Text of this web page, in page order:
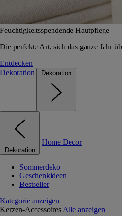
Feuchtigkeitsspendende Hautpflege
Die perfekte Art, sich das ganze Jahr
Entdecken
Dekoration
Dekoration
Dekoration
Home Decor
Sommerdeko
Geschenkideen
Bestseller
Kategorie anzeigen
Kerzen-Accessoires Alle anzeigen